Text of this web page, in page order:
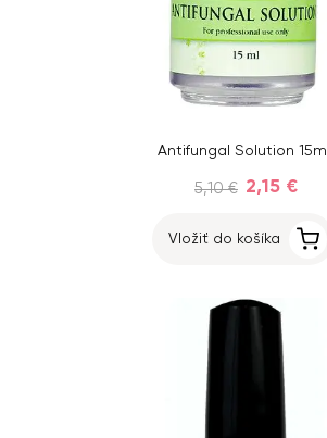
Antifungal Solution 15ml
5,10 € 2,15 €
Vložiť do košíka